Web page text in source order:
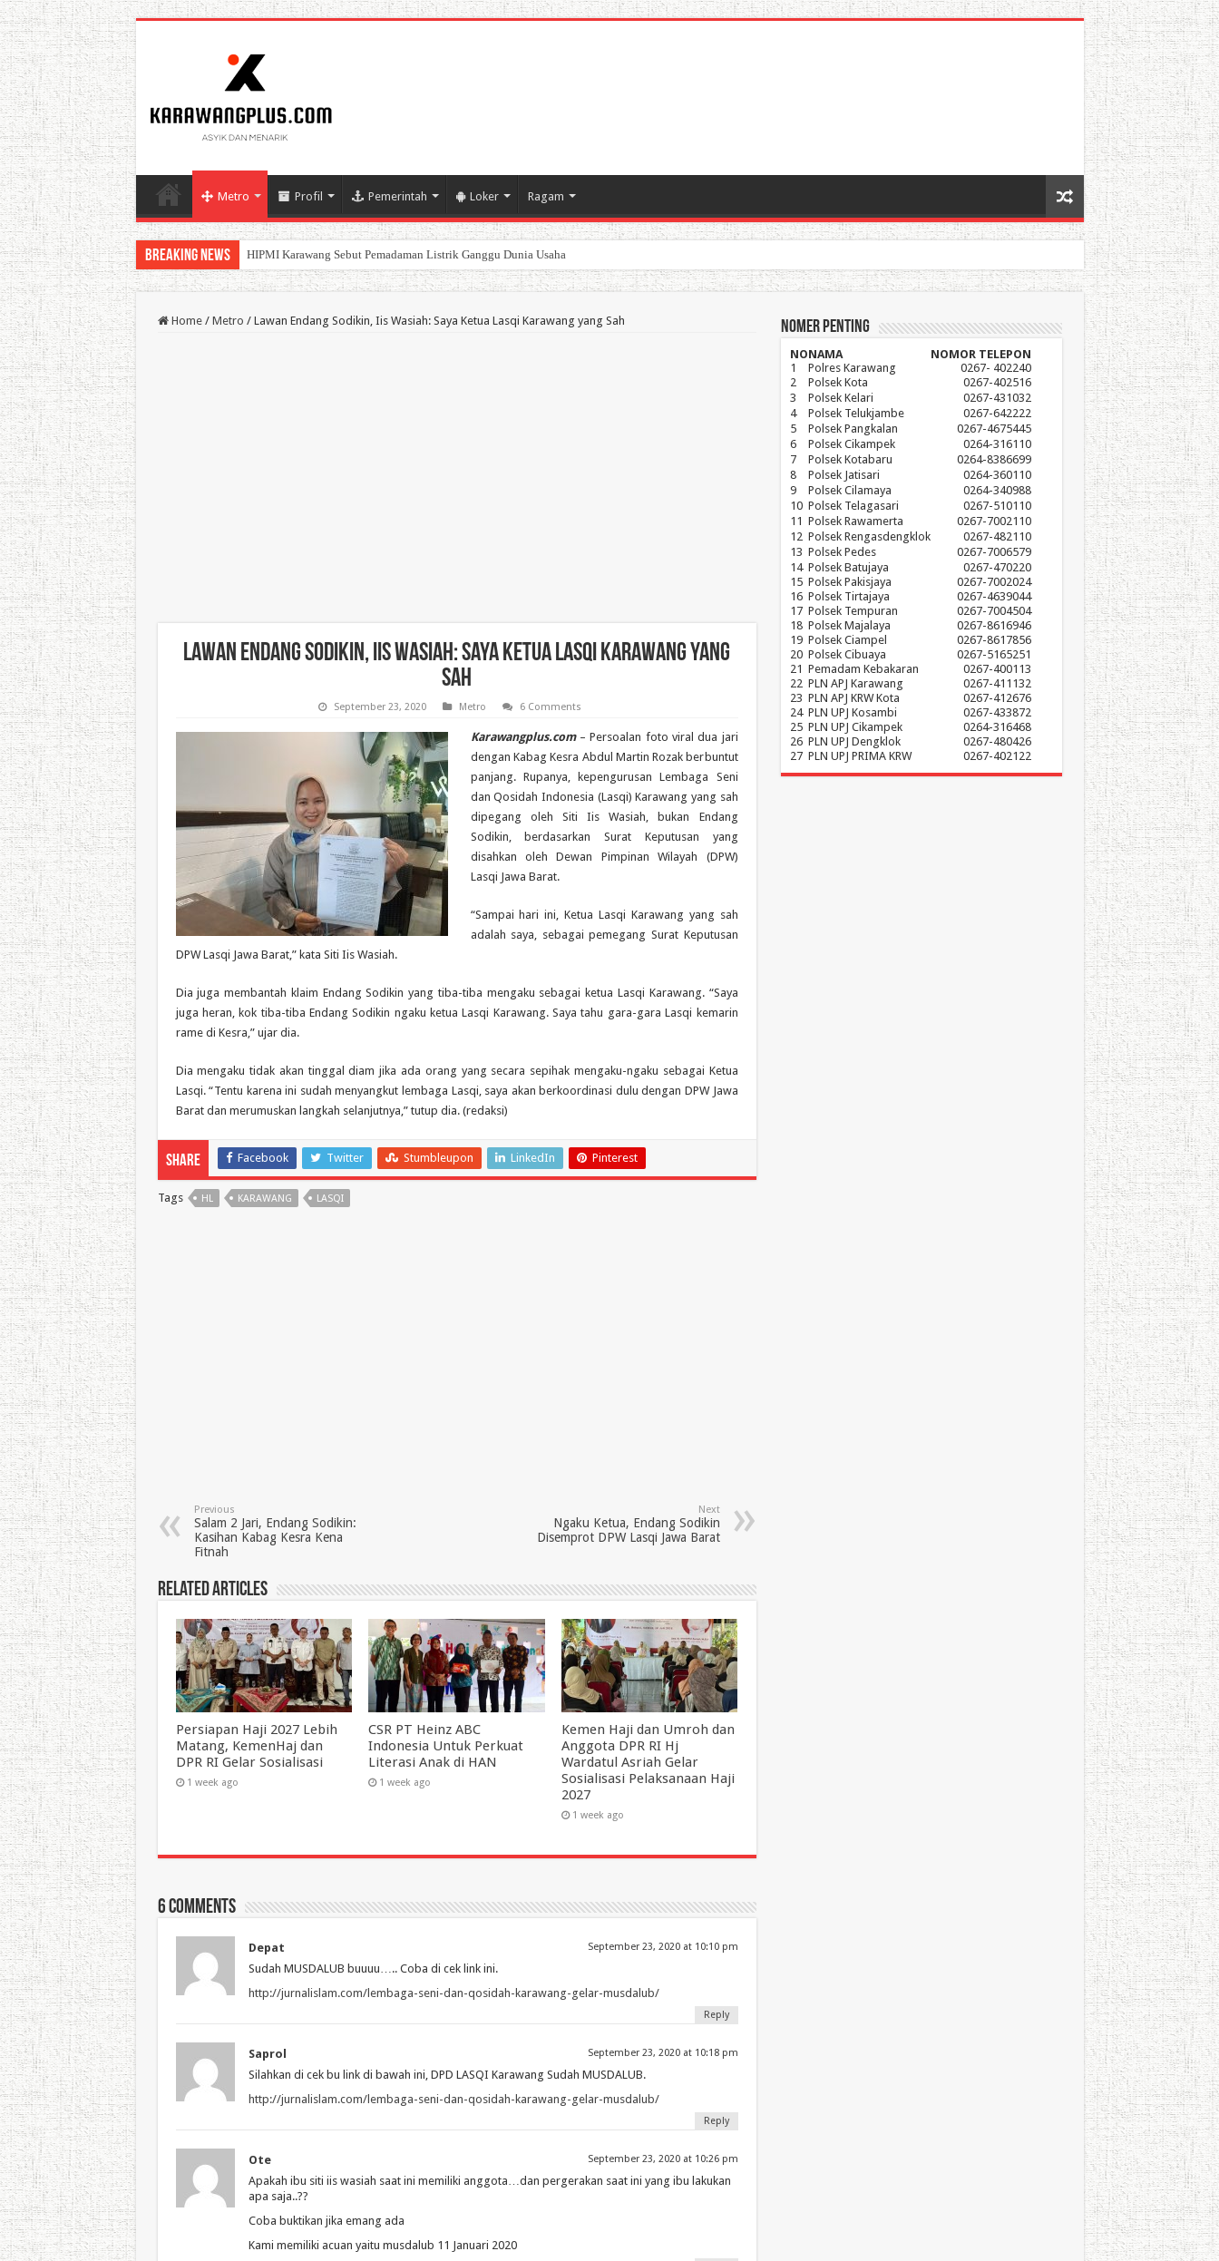
Metro Profil Pemerintah Loker Ragam
Breaking News BPK Ganjar WTP ke 11 Pada Laporan Keuangan Pemda Karawang
Home / Metro / Lawan Endang Sodikin, Iis Wasiah: Saya Ketua Lasqi Karawang yang Sah
Lawan Endang Sodikin, Iis Wasiah: Saya Ketua Lasqi Karawang yang
Sah
September 23, 2020 Metro 6 Comments
Karawangplus.com– Persoalan foto viral dua jari
dengan Kabag Kesra Abdul Martin Rozak berbuntut
panjang. Rupanya, kepengurusan Lembaga Seni
dan Qosidah Indonesia (Lasqi) Karawang yang sah
dipegang oleh Siti Iis Wasiah, bukan Endang
Sodikin, berdasarkan Surat Keputusan yang
disahkan oleh Dewan Pimpinan Wilayah (DPW)
Lasqi Jawa Barat.
“Sampai hari ini, Ketua Lasqi Karawang yang sah
adalah saya, sebagai pemegang Surat Keputusan
DPW Lasqi Jawa Barat,” kata Siti Iis Wasiah.
Dia juga membantah klaim Endang Sodikin yang tiba-tiba mengaku sebagai ketua Lasqi Karawang. “Saya
juga heran, kok tiba-tiba Endang Sodikin ngaku ketua Lasqi Karawang. Saya tahu gara-gara Lasqi kemarin
rame di Kesra,” ujar dia.
Dia mengaku tidak akan tinggal diam jika ada orang yang secara sepihak mengaku-ngaku sebagai Ketua
Lasqi. “Tentu karena ini sudah menyangkut lembaga Lasqi, saya akan berkoordinasi dulu dengan DPW Jawa
Barat dan merumuskan langkah selanjutnya,” tutup dia. (redaksi)
Share Facebook Twitter Stumbleupon LinkedIn Pinterest
Tags HL KARAWANG LASQI
Previous
Salam 2 Jari, Endang Sodikin:
Kasihan Kabag Kesra Kena
Fitnah
Next
Ngaku Ketua, Endang Sodikin
Disemprot DPW Lasqi Jawa Barat
Related Articles
Persiapan Haji 2027 Lebih
Matang, KemenHaj dan
DPR RI Gelar Sosialisasi
1 week ago
CSR PT Heinz ABC
Indonesia Untuk Perkuat
Literasi Anak di HAN
1 week ago
Kemen Haji dan Umroh dan
Anggota DPR RI Hj
Wardatul Asriah Gelar
Sosialisasi Pelaksanaan Haji
2027
1 week ago
6 comments
Depat September 23, 2020 at 10:10 pm
Sudah MUSDALUB buuuu….. Coba di cek link ini.
http://jurnalislam.com/lembaga-seni-dan-qosidah-karawang-gelar-musdalub/
Reply
Saprol September 23, 2020 at 10:18 pm
Silahkan di cek bu link di bawah ini, DPD LASQI Karawang Sudah MUSDALUB.
http://jurnalislam.com/lembaga-seni-dan-qosidah-karawang-gelar-musdalub/
Reply
Ote September 23, 2020 at 10:26 pm
Apakah ibu siti iis wasiah saat ini memiliki anggota…dan pergerakan saat ini yang ibu lakukan
apa saja..??
Coba buktikan jika emang ada
Kami memiliki acuan yaitu musdalub 11 Januari 2020
Nomer Penting
NONAMA
NOMOR TELEPON
1
Polres Karawang
0267- 402240
2
Polsek Kota
0267-402516
3
Polsek Kelari
0267-431032
4
Polsek Telukjambe
0267-642222
5
Polsek Pangkalan
0267-4675445
6
Polsek Cikampek
0264-316110
7
Polsek Kotabaru
0264-8386699
8
Polsek Jatisari
0264-360110
9
Polsek Cilamaya
0264-340988
10 Polsek Telagasari
0267-510110
11 Polsek Rawamerta
0267-7002110
12 Polsek Rengasdengklok
0267-482110
13 Polsek Pedes
0267-7006579
14 Polsek Batujaya
0267-470220
15 Polsek Pakisjaya
0267-7002024
16 Polsek Tirtajaya
0267-4639044
17 Polsek Tempuran
0267-7004504
18 Polsek Majalaya
0267-8616946
19 Polsek Ciampel
0267-8617856
20 Polsek Cibuaya
0267-5165251
21 Pemadam Kebakaran
0267-400113
22 PLN APJ Karawang
0267-411132
23 PLN APJ KRW Kota
0267-412676
24 PLN UPJ Kosambi
0267-433872
25 PLN UPJ Cikampek
0264-316468
26 PLN UPJ Dengklok
0267-480426
27 PLN UPJ PRIMA KRW 0267-402122